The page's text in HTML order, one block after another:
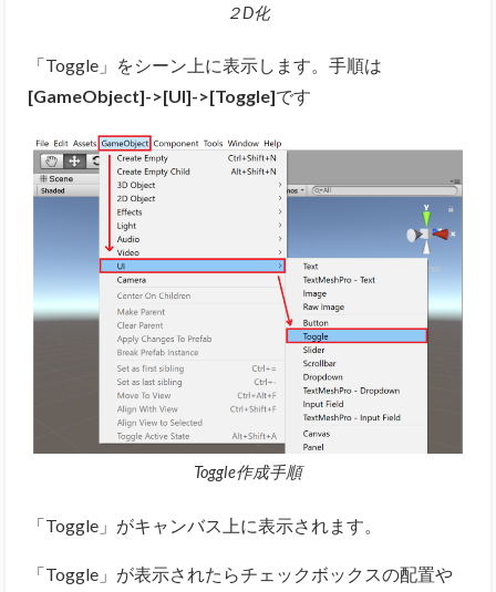
２D化
「Toggle」をシーン上に表示します。手順は
[GameObject]->[UI]->[Toggle]です
Toggle作成手順
「Toggle」がキャンバス上に表示されます。
「Toggle」が表示されたらチェックボックスの配置や